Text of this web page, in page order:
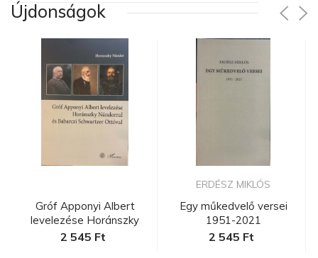
Újdonságok
Gróf Apponyi Albert
levelezése Horánszky
Nándorra...
2 545 Ft
ERDÉSZ MIKLÓS
Egy műkedvelő versei
1951-2021
2 545 Ft